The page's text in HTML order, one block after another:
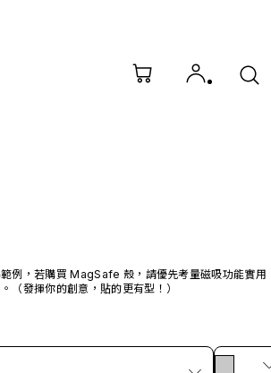
例，若購買 MagSafe 殼，請優先考量磁吸功能實用
（發揮你的創意，貼的更有型！）